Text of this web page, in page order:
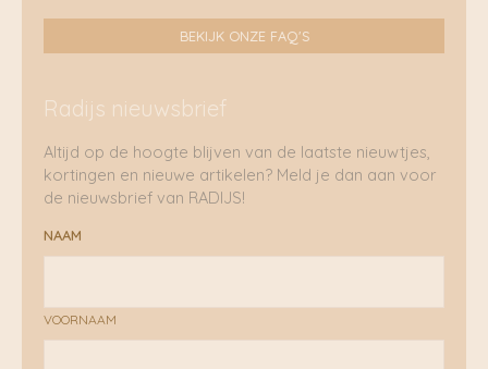
BEKIJK ONZE FAQ'S
Radijs nieuwsbrief
Altijd op de hoogte blijven van de laatste nieuwtjes,
kortingen en nieuwe artikelen? Meld je dan aan voor
de nieuwsbrief van RADIJS!
NAAM
VOORNAAM